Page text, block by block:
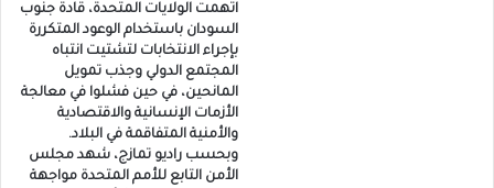
اتهمت الولايات المتحدة، قادة جنوب
السودان باستخدام الوعود المتكررة
بإجراء الانتخابات لتشتيت انتباه
المجتمع الدولي وجذب تمويل
المانحين، في حين فشلوا في معالجة
الأزمات الإنسانية والاقتصادية
والأمنية المتفاقمة في البلاد.
وبحسب راديو تمازج، شهد مجلس
الأمن التابع للأمم المتحدة مواجهة